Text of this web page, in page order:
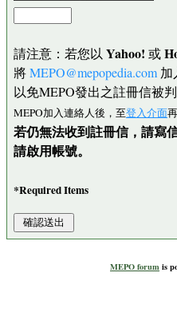
請注意：若您以 Yahoo! 或
將MEPO@mepopedia.com 加
以免MEPO發出之註冊信被判
MEPO加入連絡人後，至登入介面
若仍無法收到註冊信，請寫
請啟用帳號。
*Required Items
MEPO forumis